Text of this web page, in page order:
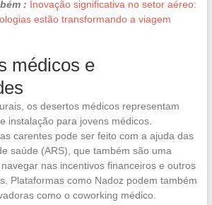
: Inovação significativa no setor aéreo:
estão transformando a viagem
médicos e
os desertos médicos representam
instalação para jovens médicos.
carentes pode ser feito com a ajuda das
saúde (ARS), que também são uma
nas incentivos financeiros e outros
Plataformas como Nadoz podem também
como o coworking médico.